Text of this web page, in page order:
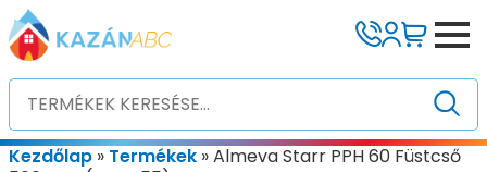
Kezdőlap » Termékek »Almeva Starr PPH 60 Füstcső